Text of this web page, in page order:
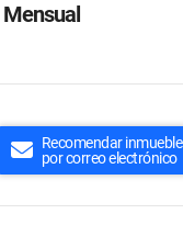
Mensual
Recomendar inmueble
por correo electrónico